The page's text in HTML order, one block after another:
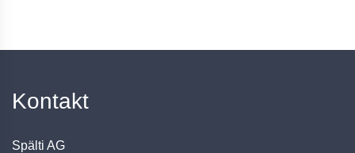
Kontakt
Spälti AG